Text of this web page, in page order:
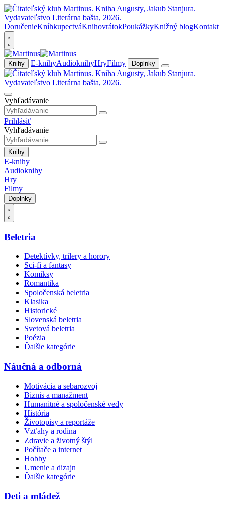
DoručenieKníhkupectváKnihovrátokPoukážkyKnižný blogKontakt
Knihy E-knihyAudioknihyHryFilmy Doplnky
Vyhľadávanie
Prihlásiť
Vyhľadávanie
Knihy
E-knihy
Audioknihy
Hry
Filmy
Doplnky
Beletria
Detektívky, trilery a horory
Sci-fi a fantasy
Komiksy
Romantika
Spoločenská beletria
Klasika
Historické
Slovenská beletria
Svetová beletria
Poézia
Ďalšie kategórie
Náučná a odborná
Motivácia a sebarozvoj
Biznis a manažment
Humanitné a spoločenské vedy
História
Životopisy a reportáže
Vzťahy a rodina
Zdravie a životný štýl
Počítače a internet
Hobby
Umenie a dizajn
Ďalšie kategórie
Deti a mládež